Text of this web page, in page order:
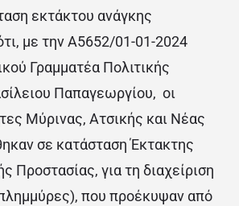
εκτάκτου ανάγκης
με την Α5652/01-01-2024
Γραμματέα Πολιτικής
Παπαγεωργίου, οι
Μύρινας, Ατσικής και Νέας
σε κατάσταση Έκτακτης
Προστασίας, για τη διαχείριση
που προέκυψαν από